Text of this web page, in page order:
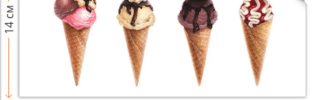
14 см